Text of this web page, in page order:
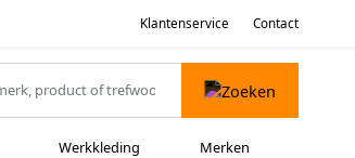
Klantenservice Contact
Werkkleding Merken